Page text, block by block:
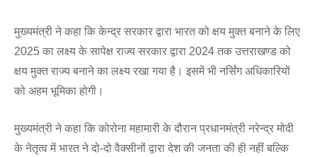
मुख्यमंत्री ने कहा कि केन्द्र सरकार द्वारा भारत को क्षय मुक्त बनाने के लिए
2025 का लक्ष्य के सापेक्ष राज्य सरकार द्वारा 2024 तक उत्तराखण्ड को
क्षय मुक्त राज्य बनाने का लक्ष्य रखा गया है। इसमें भी नर्सिंग अधिकारियों
को अहम भूमिका होगी।
मुख्यमंत्री ने कहा कि कोरोना महामारी के दौरान प्रधानमंत्री नरेन्द्र मोदी
के नेतृत्व में भारत ने दो-दो वैक्सीनों द्वारा देश की जनता की ही नहीं बल्कि